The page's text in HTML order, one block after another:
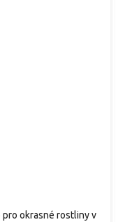
okrasné rostliny v